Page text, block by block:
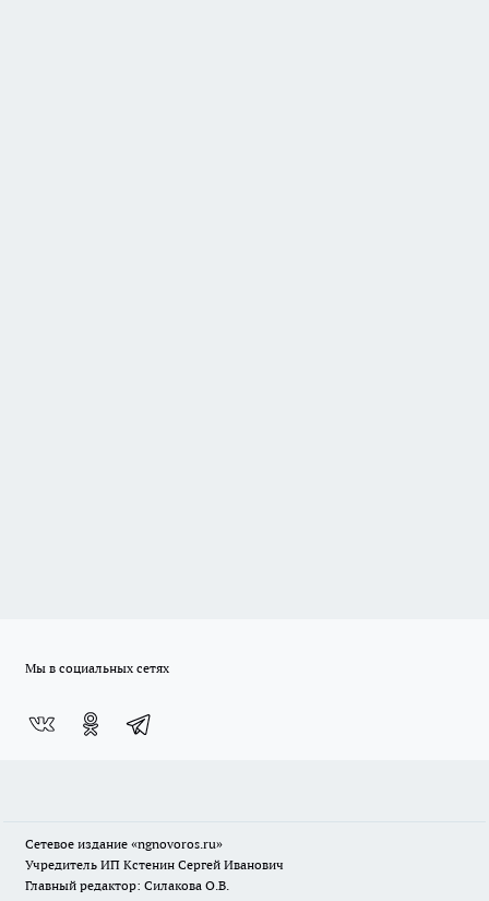
Мы в социальных сетях
Сетевое издание «ngnovoros.ru»
Учредитель ИП Кстенин Сергей Иванович
Главный редактор: Силакова О.В.